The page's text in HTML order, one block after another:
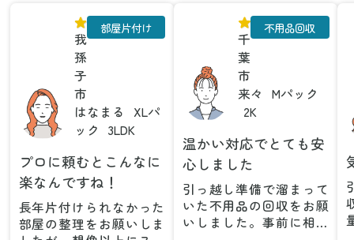
我
孫
子
市
はなまる
XLパ
ック
3LDK
部屋片付け
プロに頼むとこんなに
楽なんですね！
長年片付けられなかった
部屋の整理をお願いしま
千
葉
市
来々
Mパック
2K
不用品回収
温かい対応でとても安
心しました
引っ越し準備で溜まって
いた不用品の回収をお願
いしました。事前に相談